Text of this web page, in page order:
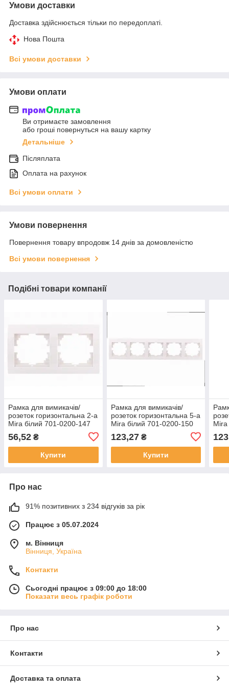
Умови доставки
Доставка здійснюється тільки по передоплаті.
Нова Пошта
Всі умови доставки
Умови оплати
Ви отримаєте замовлення
або гроші повернуться на вашу картку
Детальніше
Післяплата
Оплата на рахунок
Всі умови оплати
Умови повернення
Повернення товару впродовж 14 днів за домовленістю
Всі умови повернення
Подібні товари компанії
Рамка для вимикачів/
розеток горизонтальна 2-а
Mira білий 701-0200-147
56,52 ₴
Купити
Рамка для вимикачів/
розеток горизонтальна 5-а
Mira білий 701-0200-150
123,27₴
Купити
Про нас
91% позитивних з 234 відгуків за рік
Працює з 05.07.2024
м. Вінниця
Вінниця, Україна
Контакти
Сьогодні працює з 09:00 до 18:00
Показати весь графік роботи
Про нас
Контакти
Доставка та оплата